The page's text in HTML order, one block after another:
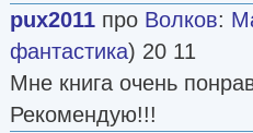
pux2011 про Волков:
фантастика) 20 11
Мне книга очень
Рекомендую!!!